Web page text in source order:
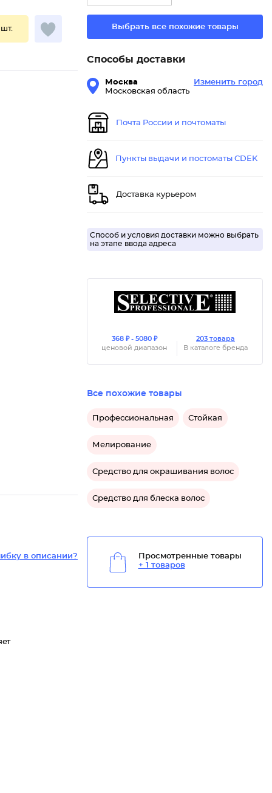
шт.
в описании?
Выбрать все похожие товары
Способы доставки
Москва
Московская область
Изменить город
Почта России и почтоматы
Пункты выдачи и постоматы CDEK
Доставка курьером
Способ и условия доставки можно выбрать
на этапе ввода адреса
368 ₽ - 5080 ₽
ценовой диапазон
203 товара
В каталоге бренда
Все похожие товары
Профессиональная Стойкая
Мелирование
Средство для окрашивания волос
Средство для блеска волос
Просмотренные товары
+ 1 товаров